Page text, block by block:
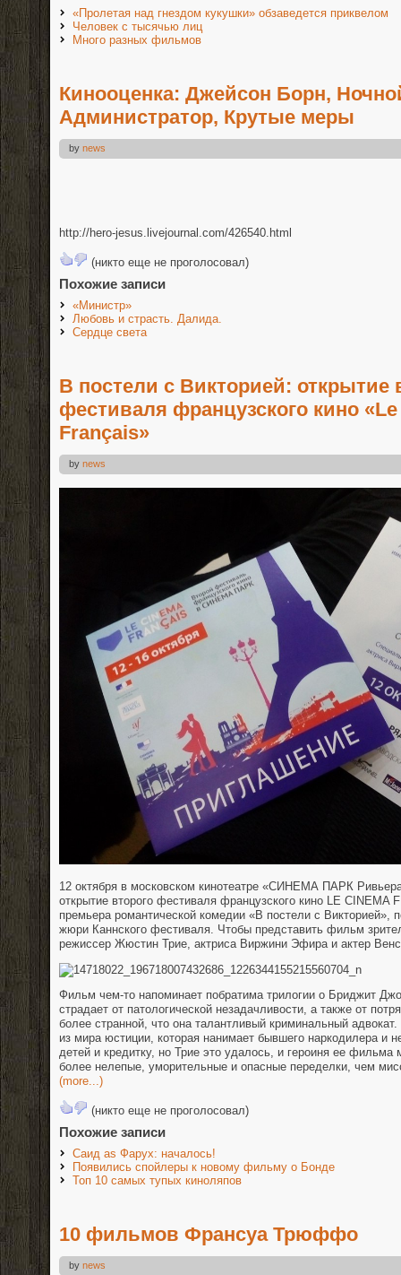
«Пролетая над гнездом кукушки» обзаведется приквелом
Человек с тысячью лиц
Много разных фильмов
Кинооценка: Джейсон Борн,
Администратор, Крутые меры
by news
http://hero-jesus.livejournal.com/426540.html
(никто еще не проголосовал)
Похожие записи
«Министр»
Любовь и страсть. Далида.
Сердце света
В постели с Викторией: открытие
фестиваля французского кино
Français»
by news
12 октября в московском кинотеатре «СИНЕМА ПАРК
открытие второго фестиваля французского кино LE CINEMA
премьера романтической комедии «В постели с Викторией»,
жюри Каннского фестиваля. Чтобы представить фильм
режиссер Жюстин Трие, актриса Виржини Эфира и актер
Фильм чем-то напоминает побратима трилогии о Бриджит
страдает от патологической незадачливости, а также от
более странной, что она талантливый криминальный
из мира юстиции, которая нанимает бывшего наркодилера и
детей и кредитку, но Трие это удалось, и героиня ее фильма
более нелепые, уморительные и опасные переделки, чем
(more...)
(никто еще не проголосовал)
Похожие записи
Саид as Фарух: началось!
Появились спойлеры к новому фильму о Бонде
Топ 10 самых тупых киноляпов
10 фильмов Франсуа Трюффо
by news